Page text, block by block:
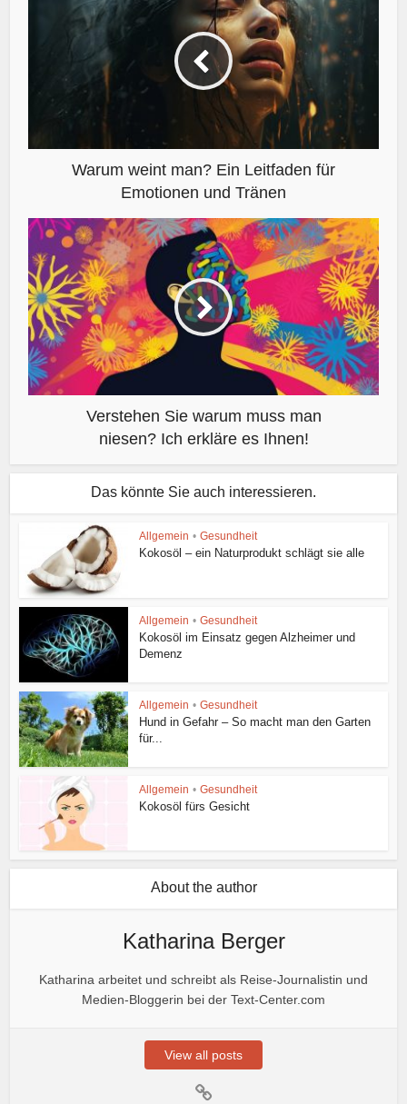
Warum weint man? Ein Leitfaden für
Emotionen und Tränen
Verstehen Sie warum muss man
niesen? Ich erkläre es Ihnen!
Das könnte Sie auch interessieren.
Allgemein • Gesundheit
Kokosöl – ein Naturprodukt schlägt sie alle
Allgemein • Gesundheit
Kokosöl im Einsatz gegen Alzheimer und
Demenz
Allgemein • Gesundheit
Hund in Gefahr – So macht man den Garten
für...
Allgemein • Gesundheit
Kokosöl fürs Gesicht
About the author
Katharina Berger
Katharina arbeitet und schreibt als Reise-Journalistin und
Medien-Bloggerin bei der Text-Center.com
View all posts